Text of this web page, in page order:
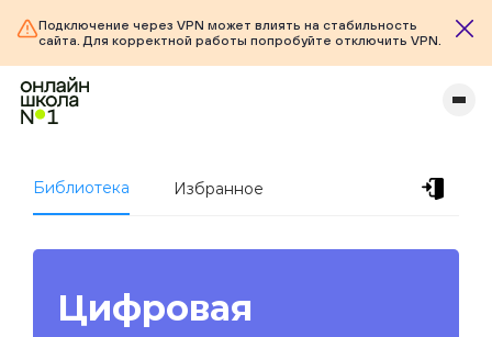
Подключение через VPN может влиять на стабильность
сайта. Для корректной работы попробуйте отключить VPN.
Библиотека Избранное
Цифровая